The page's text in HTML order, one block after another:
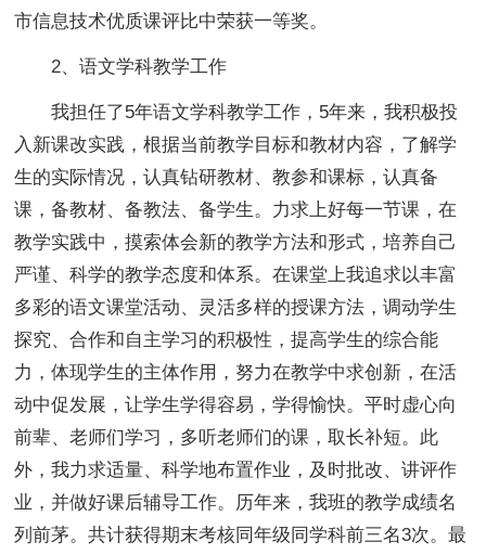
市信息技术优质课评比中荣获一等奖。
2、语文学科教学工作
我担任了5年语文学科教学工作，5年来，我积极投
入新课改实践，根据当前教学目标和教材内容，了解学
生的实际情况，认真钻研教材、教参和课标，认真备
课，备教材、备教法、备学生。力求上好每一节课，在
教学实践中，摸索体会新的教学方法和形式，培养自己
严谨、科学的教学态度和体系。在课堂上我追求以丰富
多彩的语文课堂活动、灵活多样的授课方法，调动学生
探究、合作和自主学习的积极性，提高学生的综合能
力，体现学生的主体作用，努力在教学中求创新，在活
动中促发展，让学生学得容易，学得愉快。平时虚心向
前辈、老师们学习，多听老师们的课，取长补短。此
外，我力求适量、科学地布置作业，及时批改、讲评作
业，并做好课后辅导工作。历年来，我班的教学成绩名
列前茅。共计获得期末考核同年级同学科前三名3次。最